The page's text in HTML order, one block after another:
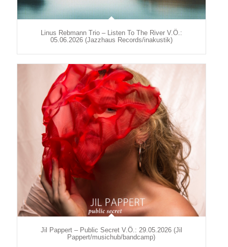
Linus Rebmann Trio – Listen To The River V.Ö.:
05.06.2026 (Jazzhaus Records/inakustik)
Jil Pappert – Public Secret V.Ö.: 29.05.2026 (Jil
Pappert/musichub/bandcamp)